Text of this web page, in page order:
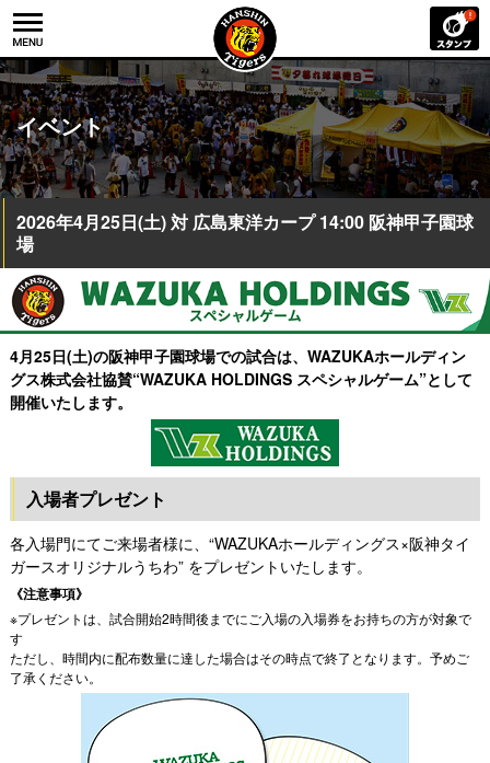
イベント
2026年4月25日(土) 対 広島東洋カープ 14:00 阪神甲子園球
場
4月25日(土)の阪神甲子園球場での試合は、WAZUKAホールディン
グス株式会社協賛“WAZUKA HOLDINGS スペシャルゲーム”として
開催いたします。
入場者プレゼント
各入場門にてご来場者様に、“WAZUKAホールディングス×阪神タイ
ガースオリジナルうちわ” をプレゼントいたします。
《注意事項》
※プレゼントは、試合開始2時間後までにご入場の入場券をお持ちの方が対象で
す
ただし、時間内に配布数量に達した場合はその時点で終了となります。予めご
了承ください。